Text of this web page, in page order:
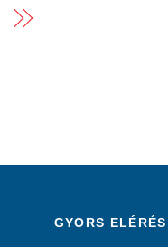
GYORS ELÉRÉS